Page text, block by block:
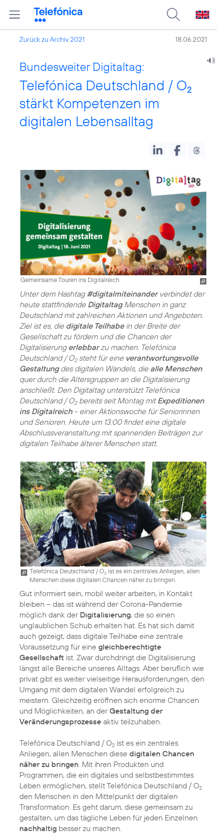
Zurück zu Archiv 2021 18.06.2021
Bundesweiter Digitaltag:
Telefónica Deutschland / O2
stärkt Kompetenzen im
digitalen Lebensalltag
Gemeinsame Touren ins Digitalreich
Unter dem Hashtag #digitalmiteinanderverbindet der
heute stattfindende DigitaltagMenschen in ganz
Deutschland mit zahlreichen Aktionen und Angeboten.
Ziel ist es, die digitale Teilhabein der Breite der
Gesellschaft zu fördern und die Chancen der
Digitalisierung erlebbarzu machen. Telefónica
Deutschland / O2steht für eine verantwortungsvolle
Gestaltungdes digitalen Wandels, die alle Menschen
quer durch die Altersgruppen an die Digitalisierung
anschließt. Den Digitaltag unterstützt Telefónica
Deutschland / O2bereits seit Montag mitExpeditionen
ins Digitalreich- einer Aktionswoche fürSeniorinnen
und Senioren. Heute um 13:00 findet eine digitale
Abschlussveranstaltung mit spannenden Beiträgen zur
digitalen Teilhabe älterer Menschen statt.
Telefónica Deutschland / O2 ist es ein zentrales Anliegen, allen
Menschen diese digitalen Chancen näher zu bringen.
Gut informiert sein, mobil weiter arbeiten, in Kontakt
bleiben – das ist während der Corona-Pandemie
möglich dank der Digitalisierung, die so einen
unglaublichen Schub erhalten hat. Es hat sich damit
auch gezeigt, dass digitale Teilhabe eine zentrale
Voraussetzung für eine gleichberechtigte
Gesellschaft ist. Zwar durchdringt die Digitalisierung
längst alle Bereiche unseres Alltags. Aber beruflich wie
privat gibt es weiter vielseitige Herausforderungen, den
Umgang mit dem digitalen Wandel erfolgreich zu
meistern. Gleichzeitig eröffnen sich enorme Chancen
und Möglichkeiten, an derGestaltung der
Veränderungsprozesse aktiv teilzuhaben.
Telefónica Deutschland / O2 ist es ein zentrales
Anliegen, allen Menschen diese digitalen Chancen
näher zu bringen. Mit ihren Produkten und
Programmen, die ein digitales und selbstbestimmtes
Leben ermöglichen, stellt Telefónica Deutschland / O2
den Menschen in den Mittelpunkt der digitalen
Transformation. Es geht darum, diese gemeinsam zu
gestalten, um das tägliche Leben für jeden Einzelnen
nachhaltig besser zu machen.